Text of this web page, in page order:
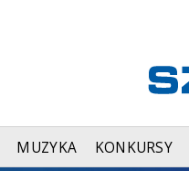
MUZYKA KONKURSY